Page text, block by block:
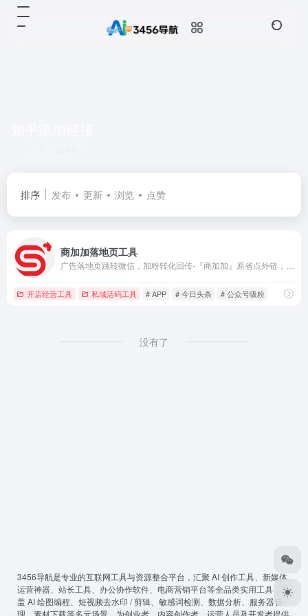
排序 发布 更新 浏览 点赞
商加加落地页工具
开店经营工具 私域活码工具 # APP # 今日头条 # 公众号吸粉
没有了
3456导航是专业的互联网工具与资源整合平台，汇聚 AI 创作工具、新媒体
运营神器、站长工具、办公协作软件、电商营销平台等全品类实用工具，覆
盖 AI 绘图编程、短视频去水印 / 剪辑、敏感词检测、数据分析、服务器管
理、素材下载等多元场景，为创业者、内容创作者、运营人员及开发者提供